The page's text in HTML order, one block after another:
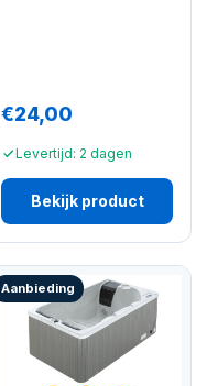
€24,00
Levertijd: 2 dagen
Bekijk product
Aanbieding